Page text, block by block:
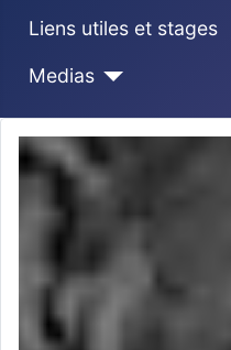
Liens utiles et stages
Medias